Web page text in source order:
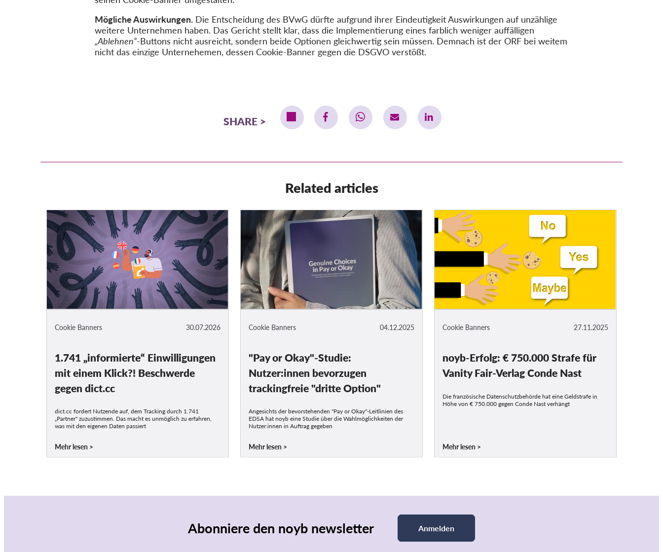
Mögliche Auswirkungen. Die Entscheidung des BVwG dürfte aufgrund ihrer Eindeutigkeit Auswirkungen auf unzählige
weitere Unternehmen haben. Das Gericht stellt klar, dass die Implementierung eines farblich weniger auffälligen
„Ablehnen“-Buttons nicht ausreicht, sondern beide Optionen gleichwertig sein müssen. Demnach ist der ORF bei weitem
nicht das einzige Unternehemen, dessen Cookie-Banner gegen die DSGVO verstößt.
SHARE
Related articles
30.07.2026
Cookie Banners
1.741 „informierte“ Einwilligungen
mit einem Klick?! Beschwerde
gegen dict.cc
dict.cc fordert Nutzende auf, dem Tracking durch 1.741
„Partner" zuzustimmen. Das macht es unmöglich zu erfahren,
was mit den eigenen Daten passiert
Mehr lesen
04.12.2025
Cookie Banners
"Pay or Okay"-Studie:
Nutzer:innen bevorzugen
trackingfreie "dritte Option"
Angesichts der bevorstehenden "Pay or Okay"-Leitlinien des
EDSA hat noyb eine Studie über die Wahlmöglichkeiten der
Nutzer:innen in Auftrag gegeben
Mehr lesen
27.11.2025
Cookie Banners
noyb-Erfolg: € 750.000 Strafe für
Vanity Fair-Verlag Conde Nast
Die französische Datenschutzbehörde hat eine Geldstrafe in
Höhe von € 750.000 gegen Conde Nast verhängt
Mehr lesen
Abonniere den noyb newsletter Anmelden